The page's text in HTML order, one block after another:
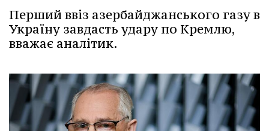
Перший ввіз азербайджанського газу в
Україну завдасть удару по Кремлю,
вважає аналітик.